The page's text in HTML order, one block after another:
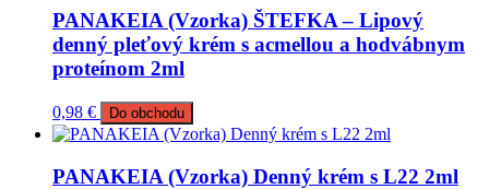
PANAKEIA (Vzorka) ŠTEFKA – Lipový
denný pleťový krém s acmellou a hodvábnym
proteínom 2ml
0,98 € Do obchodu
PANAKEIA (Vzorka) Denný krém s L22 2ml